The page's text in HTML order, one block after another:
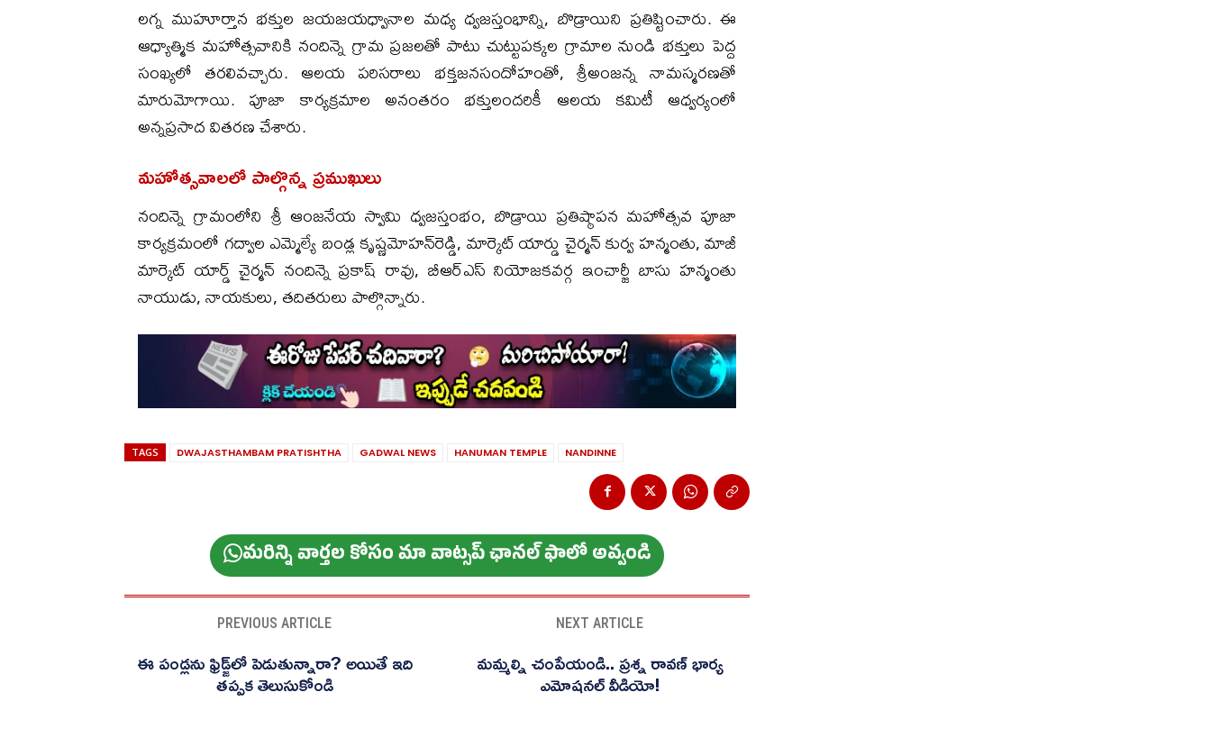
లగ్న ముహూర్తాన భక్తుల జయజయధ్వానాల మధ్య ధ్వజస్తంభాన్ని, బొడ్రాయిని ప్రతిష్టించారు. ఈ
ఆధ్యాత్మిక మహోత్సవానికి నందిన్నె గ్రామ ప్రజలతో పాటు చుట్టుపక్కల గ్రామాల నుండి భక్తులు పెద్ద
సంఖ్యలో తరలివచ్చారు. ఆలయ పరిసరాలు భక్తజనసందోహంతో, శ్రీఅంజన్న నామస్మరణతో
మారుమోగాయి. పూజా కార్యక్రమాల అనంతరం భక్తులందరికీ ఆలయ కమిటీ ఆధ్వర్యంలో
అన్నప్రసాద వితరణ చేశారు.
మహోత్సవాలలో పాల్గొన్న ప్రముఖులు
నందిన్నె గ్రామంలోని శ్రీ ఆంజనేయ స్వామి ధ్వజస్తంభం, బొడ్రాయి ప్రతిష్ఠాపన మహోత్సవ పూజా
కార్యక్రమంలో గద్వాల ఎమ్మెల్యే బండ్ల కృష్ణమోహన్‌రెడ్డి‌, మార్కెట్ యార్డు చైర్మన్ కుర్వ హన్మంతు, మాజీ
మార్కెట్ యార్డ్ చైర్మన్ నందిన్నె ప్రకాష్ రావు, బీఆర్ఎస్ నియోజకవర్గ‌ ఇంచార్జీ బాసు హన్మంతు‌
నాయుడు, నాయకులు, తదితరులు పాల్గొన్నారు.
TAGS DWAJASTHAMBAM PRATISHTHA GADWAL NEWS HANUMAN TEMPLE NANDINNE
మ‌రిన్ని వార్త‌ల కోసం మా వాట్స‌ప్ ఛాన‌ల్ ఫాలో అవ్వండి
PREVIOUS ARTICLE
ఈ పండ్లను ఫ్రిడ్జ్‌లో పెడుతున్నారా? అయితే ఇది
తప్పక తెలుసుకోండి
NEXT ARTICLE
మ‌మ్మ‌ల్ని చంపేయండి.. ప్ర‌శ్న రావ‌ణ్‌ భార్య
ఎమోష‌న‌ల్‌ వీడియో!